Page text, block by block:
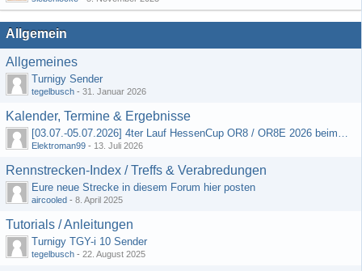
Allgemein
Allgemeines
Turnigy Sender
tegelbusch - 31. Januar 2026
Kalender, Termine & Ergebnisse
[03.07.-05.07.2026] 4ter Lauf HessenCup OR8 / OR8E 2026 beim MSV Linsengericht e.V.
Elektroman99 - 13. Juli 2026
Rennstrecken-Index / Treffs & Verabredungen
Eure neue Strecke in diesem Forum hier posten
aircooled - 8. April 2025
Tutorials / Anleitungen
Turnigy TGY-i 10 Sender
tegelbusch - 22. August 2025